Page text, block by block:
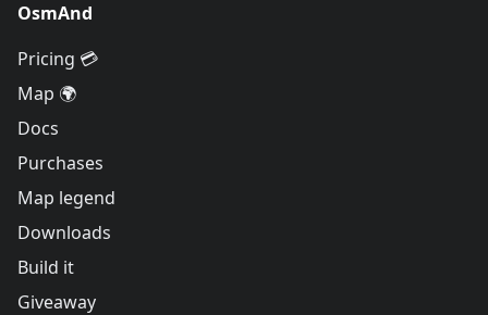
OsmAnd
Pricing 💳
Map 🌍
Docs
Purchases
Map legend
Downloads
Build it
Giveaway